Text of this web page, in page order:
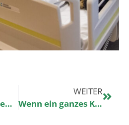
Gänsehautmoment am Krankenbett in Erlangen
WEITER
Wenn ein ganzes Krankenhaus geeint Halleluja singt